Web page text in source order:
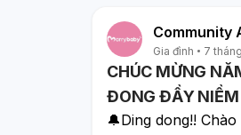
Community
Gia đình
7
CHÚC MỪNG
ĐONG ĐẦY NIỀM
🔔Ding dong!!